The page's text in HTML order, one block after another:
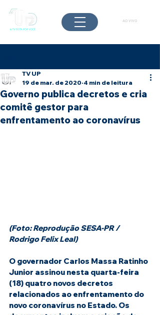
AO VIVO
Governo publica decretos e cria
comitê gestor para
enfrentamento ao coronavírus
TV UP
19 de mar. de 2020 4 min de leitura
(Foto: Reprodução SESA-PR /
Rodrigo Felix Leal)
O governador Carlos Massa Ratinho
Junior assinou nesta quarta-feira
(18) quatro novos decretos
relacionados ao enfrentamento do
novo coronavírus no Estado. Os